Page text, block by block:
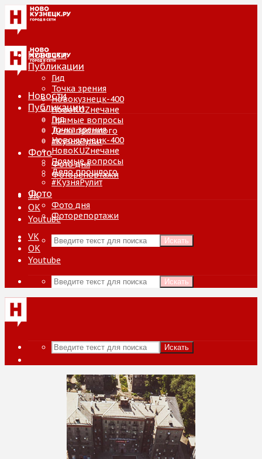
Новости
Публикации
Гид
Точка зрения
Новокузнецк-400
НовоKUZнечане
Прямые вопросы
Дело прошлого
#КузняРулит
Фото
Фото дня
Фоторепортажи
VK
ОК
Youtube
Искать
Новости
Публикации
Гид
Точка зрения
Новокузнецк-400
НовоKUZнечане
Прямые вопросы
Дело прошлого
#КузняРулит
Фото
Фото дня
Фоторепортажи
VK
ОК
Youtube
Искать
Искать